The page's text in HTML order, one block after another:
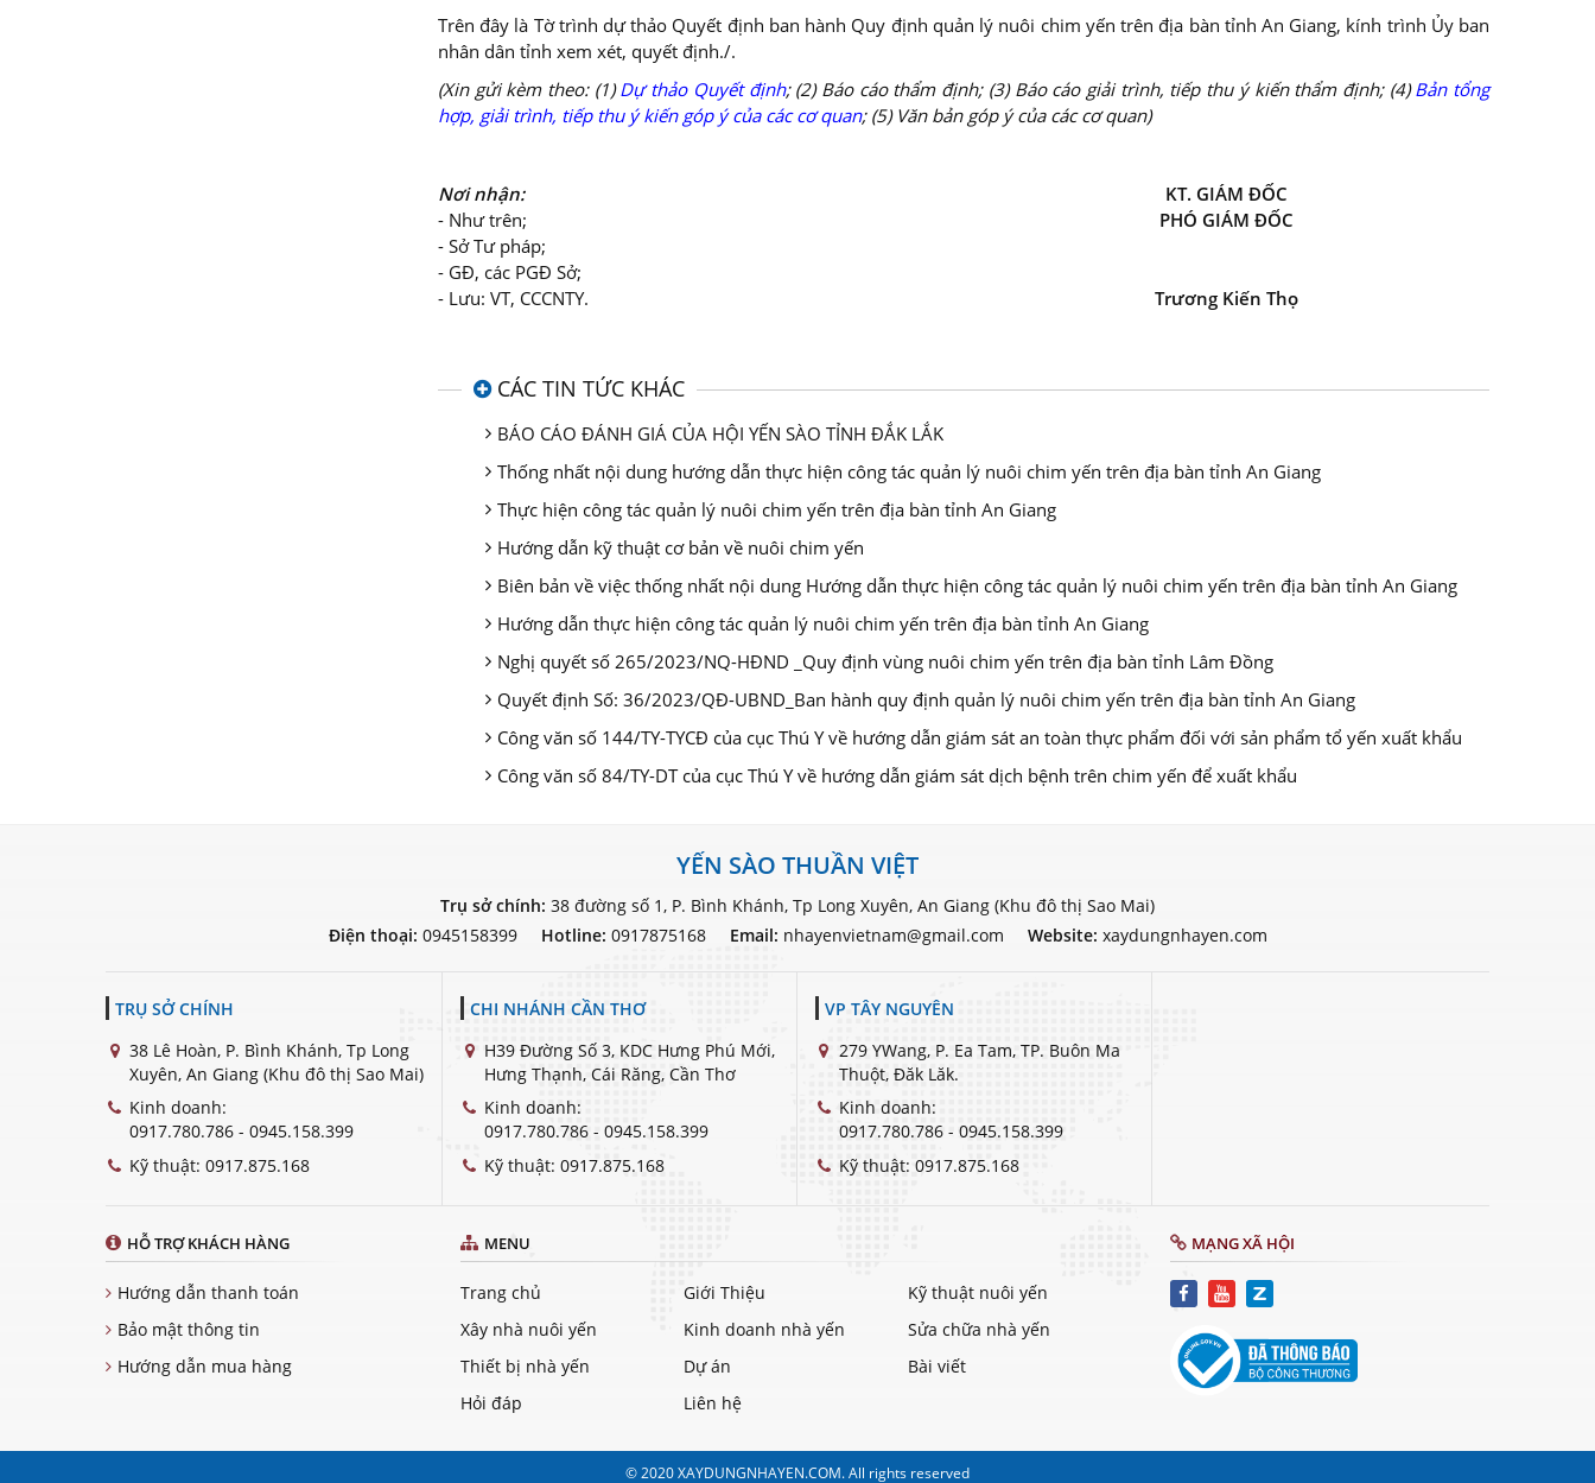
Trên đây là Tờ trình dự thảo Quyết định ban hành Quy định quản lý nuôi chim yến trên địa bàn tỉnh An Giang, kính trình Ủy ban
nhân dân tỉnh xem xét, quyết định./.
(Xin gửi kèm theo: (1)Dự thảo Quyết định; (2) Báo cáo thẩm định; (3) Báo cáo giải trình, tiếp thu ý kiến thẩm định; (4)Bản tổng
hợp, giải trình, tiếp thu ý kiến góp ý của các cơ quan; (5) Văn bản góp ý của các cơ quan)
Nơi nhận:
- Như trên;
- Sở Tư pháp;
- GĐ, các PGĐ Sở;
- Lưu: VT, CCCNTY.
KT. GIÁM ĐỐC
PHÓ GIÁM ĐỐC
Trương Kiến Thọ
CÁC TIN TỨC KHÁC
BÁO CÁO ĐÁNH GIÁ CỦA HỘI YẾN SÀO TỈNH ĐẮK LẮK
Thống nhất nội dung hướng dẫn thực hiện công tác quản lý nuôi chim yến trên địa bàn tỉnh An Giang
Thực hiện công tác quản lý nuôi chim yến trên địa bàn tỉnh An Giang
Hướng dẫn kỹ thuật cơ bản về nuôi chim yến
Biên bản về việc thống nhất nội dung Hướng dẫn thực hiện công tác quản lý nuôi chim yến trên địa bàn tỉnh An Giang
Hướng dẫn thực hiện công tác quản lý nuôi chim yến trên địa bàn tỉnh An Giang
Nghị quyết số 265/2023/NQ-HĐND _Quy định vùng nuôi chim yến trên địa bàn tỉnh Lâm Đồng
Quyết định Số: 36/2023/QĐ-UBND_Ban hành quy định quản lý nuôi chim yến trên địa bàn tỉnh An Giang
Công văn số 144/TY-TYCĐ của cục Thú Y về hướng dẫn giám sát an toàn thực phẩm đối với sản phẩm tổ yến xuất khẩu
Công văn số 84/TY-DT của cục Thú Y về hướng dẫn giám sát dịch bệnh trên chim yến để xuất khẩu
YẾN SÀO THUẦN VIỆT
Trụ sở chính: 38 đường số 1, P. Bình Khánh, Tp Long Xuyên, An Giang (Khu đô thị Sao Mai)
Điện thoại: 0945158399 Hotline: 0917875168 Email: nhayenvietnam@gmail.com Website: xaydungnhayen.com
TRỤ SỞ CHÍNH
38 Lê Hoàn, P. Bình Khánh, Tp Long
Xuyên, An Giang (Khu đô thị Sao Mai)
Kinh doanh:
0917.780.786 - 0945.158.399
Kỹ thuật:0917.875.168
CHI NHÁNH CẦN THƠ
H39 Đường Số 3, KDC Hưng Phú Mới,
Hưng Thạnh, Cái Răng, Cần Thơ
Kinh doanh:
0917.780.786 - 0945.158.399
Kỹ thuật:0917.875.168
VP TÂY NGUYÊN
279 YWang, P. Ea Tam, TP. Buôn Ma
Thuột, Đăk Lăk.
Kinh doanh:
0917.780.786 - 0945.158.399
Kỹ thuật: 0917.875.168
HỖ TRỢ KHÁCH HÀNG
Hướng dẫn thanh toán
Bảo mật thông tin
Hướng dẫn mua hàng
MENU
Trang chủ Giới Thiệu
Kỹ thuật nuôi yến
Xây nhà nuôi yến
Kinh doanh nhà yến
Sửa chữa nhà yến
Thiết bị nhà yến
Dự án
Bài viết
Hỏi đáp
Liên hệ
MẠNG XÃ HỘI
© 2020 XAYDUNGNHAYEN.COM. All rights reserved